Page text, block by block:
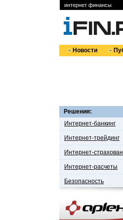
интернет финансы
Новости
Решения:
Интернет-банкинг
Интернет-трейдинг
Интернет-
Интернет-расчеты
Безопасность